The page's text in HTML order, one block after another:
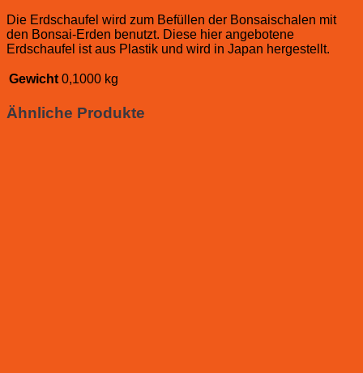
Die Erdschaufel wird zum Befüllen der Bonsaischalen mit
den Bonsai-Erden benutzt. Diese hier angebotene
Erdschaufel ist aus Plastik und wird in Japan hergestellt.
Gewicht 0,1000 kg
Ähnliche Produkte